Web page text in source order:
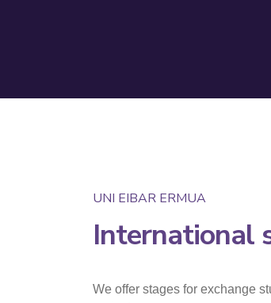
UNI EIBAR ERMUA
International
We offer stages for exchange